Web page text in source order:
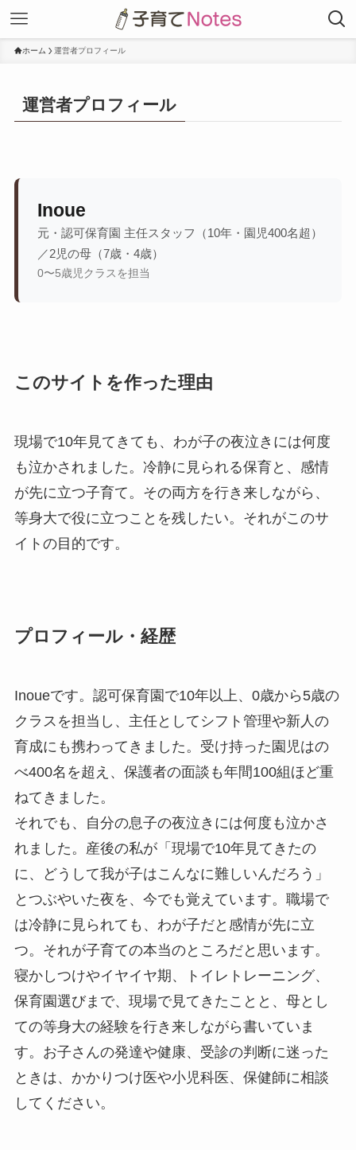
ホーム 運営者プロフィール
運営者プロフィール
Inoue
元・認可保育園 主任スタッフ（10年・園児400名超）
／2児の母（7歳・4歳）
0〜5歳児クラスを担当
このサイトを作った理由
現場で10年見てきても、わが子の夜泣きには何度
も泣かされました。冷静に見られる保育と、感情
が先に立つ子育て。その両方を行き来しながら、
等身大で役に立つことを残したい。それがこのサ
イトの目的です。
プロフィール・経歴
Inoueです。認可保育園で10年以上、0歳から5歳の
クラスを担当し、主任としてシフト管理や新人の
育成にも携わってきました。受け持った園児はの
べ400名を超え、保護者の面談も年間100組ほど重
ねてきました。
それでも、自分の息子の夜泣きには何度も泣かさ
れました。産後の私が「現場で10年見てきたの
に、どうして我が子はこんなに難しいんだろう」
とつぶやいた夜を、今でも覚えています。職場で
は冷静に見られても、わが子だと感情が先に立
つ。それが子育ての本当のところだと思います。
寝かしつけやイヤイヤ期、トイレトレーニング、
保育園選びまで、現場で見てきたことと、母とし
ての等身大の経験を行き来しながら書いていま
す。お子さんの発達や健康、受診の判断に迷った
ときは、かかりつけ医や小児科医、保健師に相談
してください。